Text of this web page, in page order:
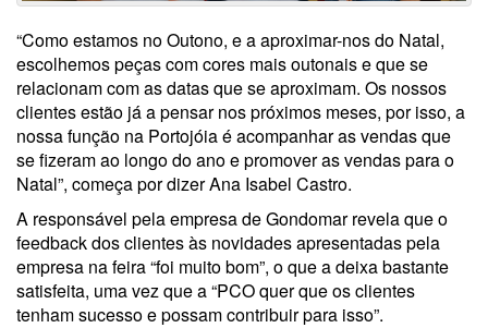
“Como estamos no Outono, e a aproximar-nos do Natal,
escolhemos peças com cores mais outonais e que se
relacionam com as datas que se aproximam. Os nossos
clientes estão já a pensar nos próximos meses, por isso, a
nossa função na Portojóia é acompanhar as vendas que
se fizeram ao longo do ano e promover as vendas para o
Natal”, começa por dizer Ana Isabel Castro.
A responsável pela empresa de Gondomar revela que o
feedback dos clientes às novidades apresentadas pela
empresa na feira “foi muito bom”, o que a deixa bastante
satisfeita, uma vez que a “PCO quer que os clientes
tenham sucesso e possam contribuir para isso”.